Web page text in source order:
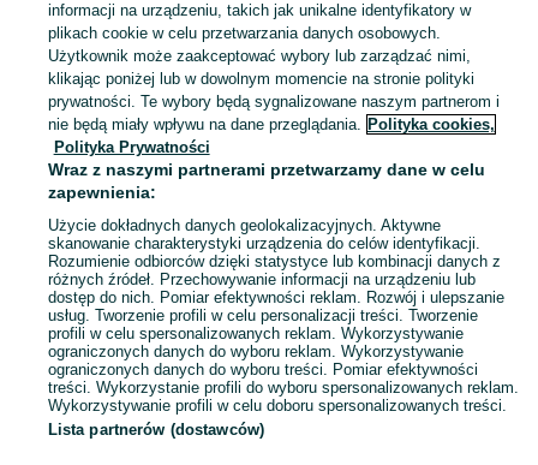
KATEGORIA
Zobacz
Mapa kategorii
Mapa miejscowości
Mapa ministron
Popularne wyszukiwania
informacji na urządzeniu, takich jak unikalne identyfikatory w
plikach cookie w celu przetwarzania danych osobowych.
Użytkownik może zaakceptować wybory lub zarządzać nimi,
klikając poniżej lub w dowolnym momencie na stronie polityki
prywatności. Te wybory będą sygnalizowane naszym partnerom i
nie będą miały wpływu na dane przeglądania. Polityka cookies,
Polityka Prywatności
Wraz z naszymi partnerami przetwarzamy dane w celu
zapewnienia:
Użycie dokładnych danych geolokalizacyjnych. Aktywne
skanowanie charakterystyki urządzenia do celów identyfikacji.
Rozumienie odbiorców dzięki statystyce lub kombinacji danych z
różnych źródeł. Przechowywanie informacji na urządzeniu lub
dostęp do nich. Pomiar efektywności reklam. Rozwój i ulepszanie
usług. Tworzenie profili w celu personalizacji treści. Tworzenie
profili w celu spersonalizowanych reklam. Wykorzystywanie
ograniczonych danych do wyboru reklam. Wykorzystywanie
ograniczonych danych do wyboru treści. Pomiar efektywności
treści. Wykorzystanie profili do wyboru spersonalizowanych reklam.
Wykorzystywanie profili w celu doboru spersonalizowanych treści.
Lista partnerów (dostawców)